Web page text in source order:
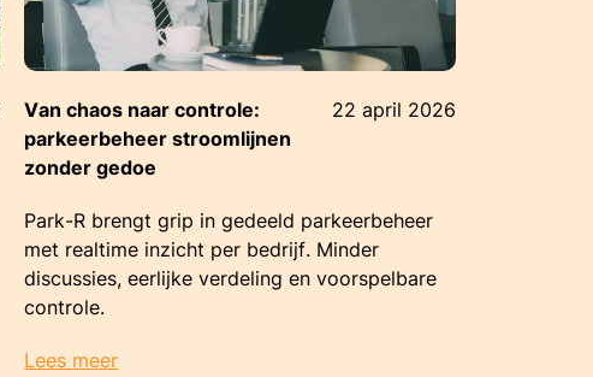
Van chaos naar controle:
parkeerbeheer stroomlijnen
zonder gedoe
22 april 2026
Park-R brengt grip in gedeeld parkeerbeheer
met realtime inzicht per bedrijf. Minder
discussies, eerlijke verdeling en voorspelbare
controle.
Lees meer